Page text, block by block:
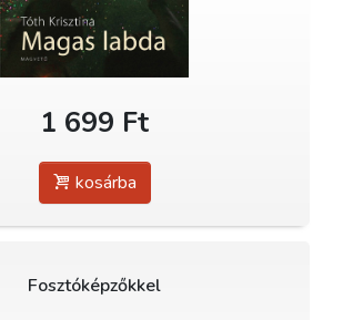
1 699 Ft
kosárba
Fosztóképzőkkel